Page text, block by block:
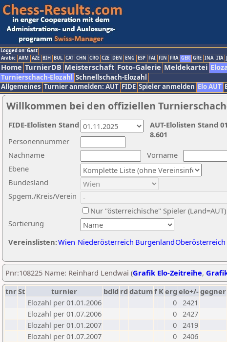
Logged on: Gast
Arabic ARM AZE BIH BUL CAT CHN CRO CZE DEN ENG ESP FAI FIN FRA GER GRE INA ITA
Home TurnierDB Meisterschaft Foto-Galerie Meldekartei
Turnierschach-Elozahl Schnellschach-Elozahl
Allgemeines Turnier anmelden: AUT FIDE Spieler anmelden Elo AUT
Willkommen bei den offiziellen
Nachname
Vorname
Ebene
Sortierung
Personennummer
Bundesland
Spgem./Kreis/Verein
Nur "österreichische" Spieler (Land=AUT)
Vereinslisten:Wien Niederösterreich BurgenlandOberösterreich
AUT-Elolisten Stand
8.601
FIDE-Elolisten Stand
Pnr:108225 Name: Reinhard Lendwai (Grafik Elo-Zeitreihe,
tnrSt turnier bdld rd datumf Kerg elo+/-gegner
Elozahl per 01.01.2006
0 2421
Elozahl per 01.07.2006
0 2427
Elozahl per 01.01.2007
0 2419
Elozahl per 01.07.2007
0 2406